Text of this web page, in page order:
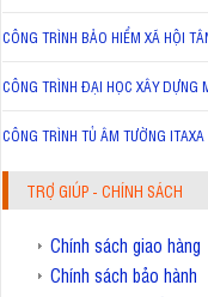
CÔNG TRÌNH BẢO HIỂM XÃ HỘI
CÔNG TRÌNH ĐẠI HỌC XÂY DỰNG
CÔNG TRÌNH TỦ ÂM TƯỜNG ITAXA
TRỢ GIÚP - CHÍNH SÁCH
Chính sách giao hàng
Chính sách bảo hành